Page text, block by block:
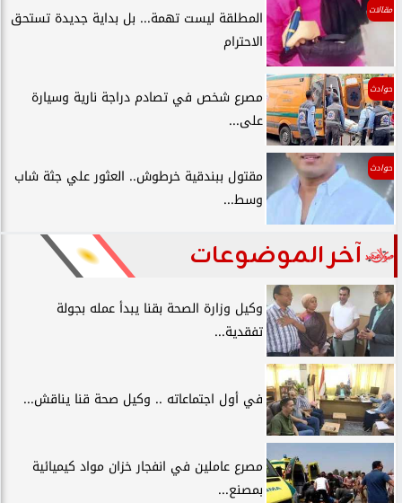
مقالات
المطلقة ليست تهمة... بل بداية جديدة تستحق
الاحترام
حوادث
مصرع شخص في تصادم دراجة نارية وسيارة
على...
حوادث
مقتول ببندقية خرطوش.. العثور علي جثة شاب
وسط...
آخر الموضوعات
وكيل وزارة الصحة بقنا يبدأ عمله بجولة
تفقدية...
في أول اجتماعاته .. وكيل صحة قنا يناقش...
مصرع عاملين في انفجار خزان مواد كيميائية
بمصنع...